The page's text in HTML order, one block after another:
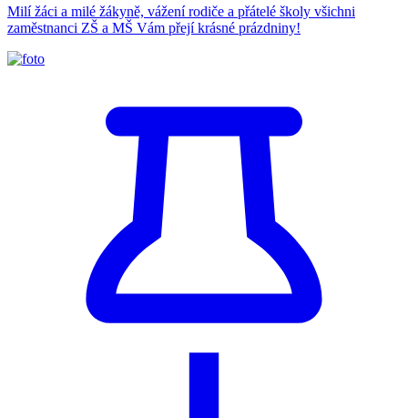
Milí žáci a milé žákyně, vážení rodiče a přátelé školy všichni
zaměstnanci ZŠ a MŠ Vám přejí krásné prázdniny!